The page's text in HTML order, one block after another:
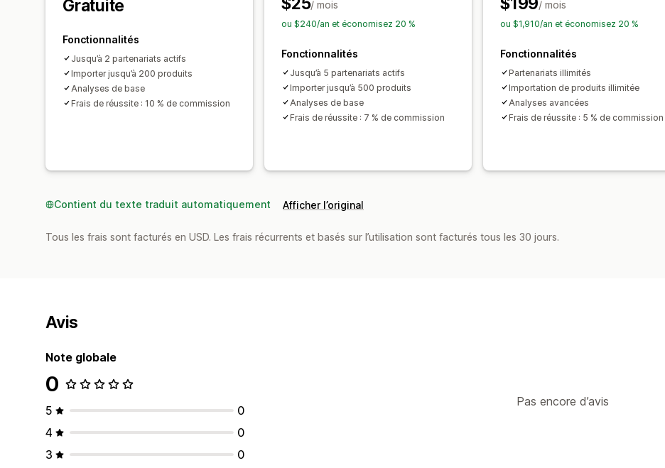
Gratuite
Fonctionnalités
Jusqu’à 2 partenariats actifs
Importer jusqu’à 200 produits
Analyses de base
Frais de réussite : 10 % de commission
/ mois
ou $240/an et économisez 20 %
Fonctionnalités
Jusqu’à 5 partenariats actifs
Importer jusqu’à 500 produits
Analyses de base
Frais de réussite : 7 % de commission
/ mois
ou $1,910/an et économisez 20 %
Fonctionnalités
Partenariats illimités
Importation de produits illimitée
Analyses avancées
Frais de réussite : 5 % de commission
Contient du texte traduit automatiquement Afficher l’original
Tous les frais sont facturés en USD. Les frais récurrents et basés sur l’utilisation sont facturés tous les 30 jours.
Avis
Note globale
0
5
0
4
0
3
0
Pas encore d’avis